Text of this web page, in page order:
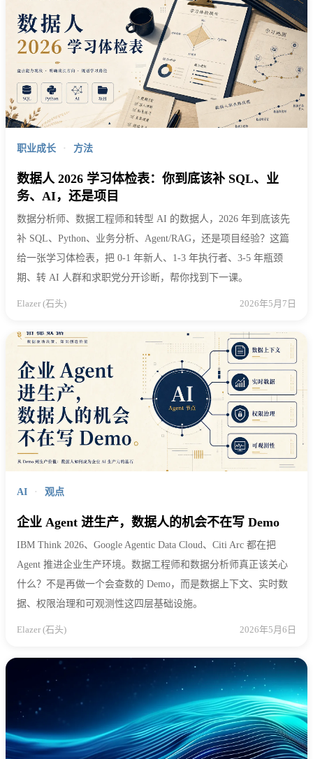
职业成长 · 方法
数据人 2026 学习体检表：你到底该补 SQL、业
务、AI，还是项目
数据分析师、数据工程师和转型 AI 的数据人，2026 年到底该先
补 SQL、Python、业务分析、Agent/RAG，还是项目经验？这篇
给一张学习体检表，把 0-1 年新人、1-3 年执行者、3-5 年瓶颈
期、转 AI 人群和求职党分开诊断，帮你找到下一课。
Elazer (石头) 2026年5月7日
AI · 观点
企业 Agent 进生产，数据人的机会不在写 Demo
IBM Think 2026、Google Agentic Data Cloud、Citi Arc 都在把
Agent 推进企业生产环境。数据工程师和数据分析师真正该关心
什么？不是再做一个会查数的 Demo，而是数据上下文、实时数
据、权限治理和可观测性这四层基础设施。
Elazer (石头) 2026年5月6日